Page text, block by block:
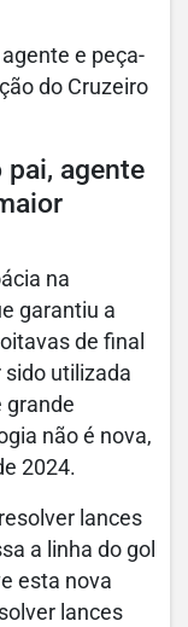
pai, agente
na
garantiu a
de final
sido utilizada
grande
não é nova,
2024.
lances
a linha do gol
esta nova
lances